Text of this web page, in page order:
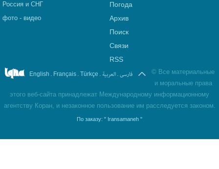
Россия и СНГ
фото - видео
Погода
Архив
Поиск
Связи
RSS
English . Français . Türkçe . العربیة . فارسی © Все материальные
и моральные права
этого веб-сайта принадлежат Международному информационному
агентству Коран, и незаконное пользование им расследуется законом.
По заказу: " Iransamaneh "